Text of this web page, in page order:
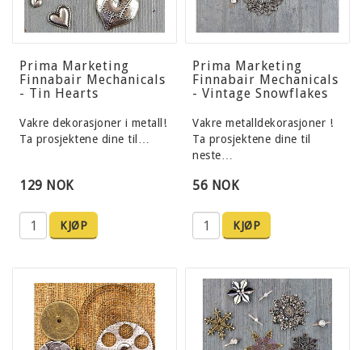
Prima Marketing
Finnabair Mechanicals
- Tin Hearts
Vakre dekorasjoner i metall!
Ta prosjektene dine til…
129 NOK
KJØP
Prima Marketing
Finnabair Mechanicals
- Vintage Snowflakes
Vakre metalldekorasjoner !
Ta prosjektene dine til
neste…
56 NOK
KJØP